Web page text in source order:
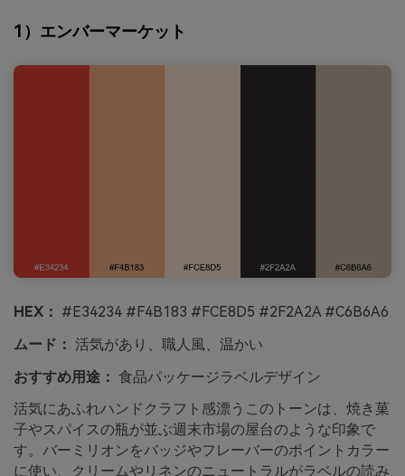
1）エンバーマーケット
HEX： #E34234 #F4B183 #FCE8D5 #2F2A2A #C6B6A6
ムード： 活気があり、職人風、温かい
おすすめ用途： 食品パッケージラベルデザイン
活気にあふれハンドクラフト感漂うこのトーンは、焼き菓
子やスパイスの瓶が並ぶ週末市場の屋台のような印象で
す。バーミリオンをバッジやフレーバーのポイントカラー
に使い、クリームやリネンのニュートラルがラベルの読み